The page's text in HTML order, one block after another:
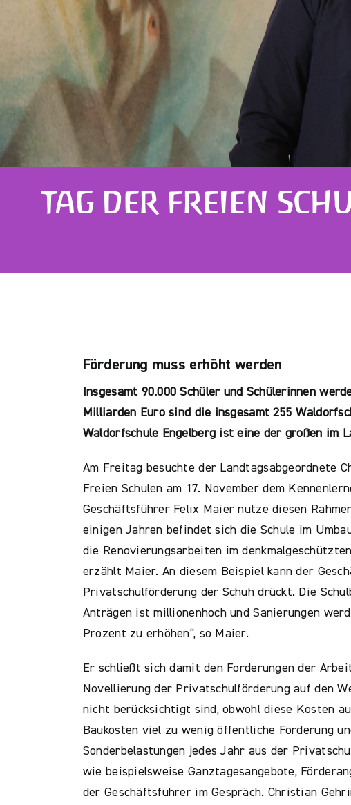
TAG DER FREIEN
Förderung muss erhöht werden
Insgesamt 90.000 Schüler und Schülerinnen
Milliarden Euro sind die insgesamt 255
Waldorfschule Engelberg ist eine der großen im
Am Freitag besuchte der Landtagsabgeordnete
Freien Schulen am 17. November dem
Geschäftsführer Felix Maier nutze diesen
einigen Jahren befindet sich die Schule im
die Renovierungsarbeiten im
erzählt Maier. An diesem Beispiel kann der
Privatschulförderung der Schuh drückt. Die
Anträgen ist millionenhoch und Sanierungen
Prozent zu erhöhen“, so Maier.
Er schließt sich damit den Forderungen der
Novellierung der Privatschulförderung auf den
nicht berücksichtigt sind, obwohl diese Kosten
Baukosten viel zu wenig öffentliche Förderung
Sonderbelastungen jedes Jahr aus der
wie beispielsweise Ganztagesangebote,
der Geschäftsführer im Gespräch. Christian